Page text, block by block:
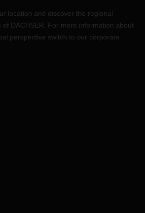
location and discover the regional
of DACHSER. For more information about
perspective switch to our corporate